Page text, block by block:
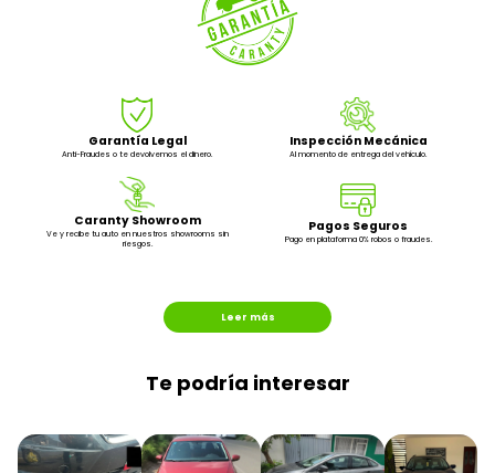
Garantía Legal
Anti-Fraudes o te devolvemos el dinero.
Inspección Mecánica
Al momento de entrega del vehículo.
Caranty Showroom
Ve y recibe tu auto en nuestros showrooms sin
riesgos.
Pagos Seguros
Pago en plataforma 0% robos o fraudes.
Leer más
Te podría interesar